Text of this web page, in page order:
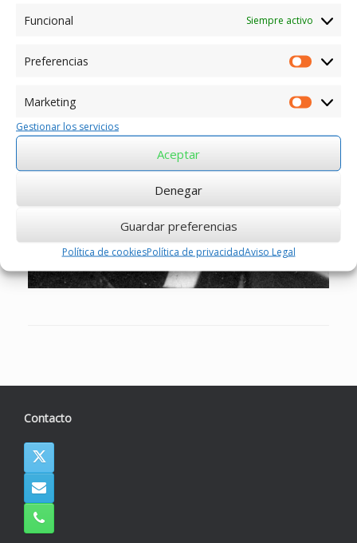
Funcional Siempre activo
Preferencias
Marketing
Gestionar los servicios
Aceptar
Denegar
Guardar preferencias
Política de cookiesPolítica de privacidadAviso Legal
Contacto